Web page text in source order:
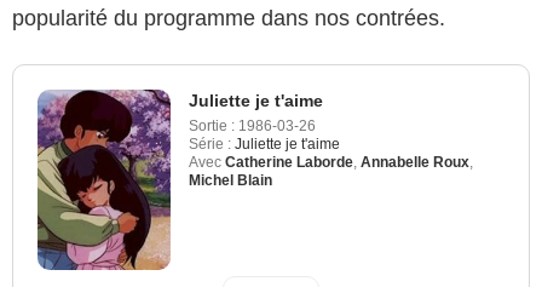
popularité du programme dans nos contrées.
Juliette je t'aime
Sortie : 1986-03-26
Série : Juliette je t'aime
Avec Catherine Laborde, Annabelle Roux,
Michel Blain